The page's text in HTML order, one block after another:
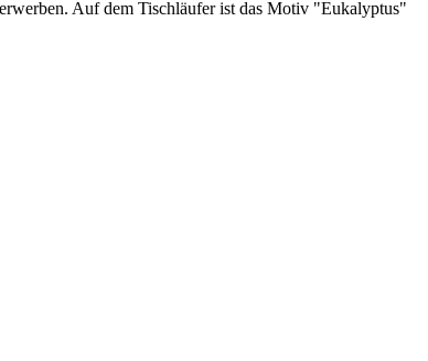
Auf dem Tischläufer ist das Motiv "Eukalyptus"